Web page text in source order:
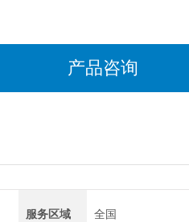
产品咨询
服务区域 全国